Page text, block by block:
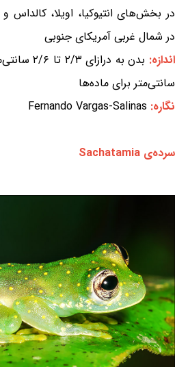
در بخش‌های انتیوکیا، اویلا، کالداس
در شمال غربی آمریکای جنوبی
اندازه:
سانتی‌متر برای ماده‌ها
نگاره: Fernando Vargas-Salinas
سرده‌ی Sachatamia